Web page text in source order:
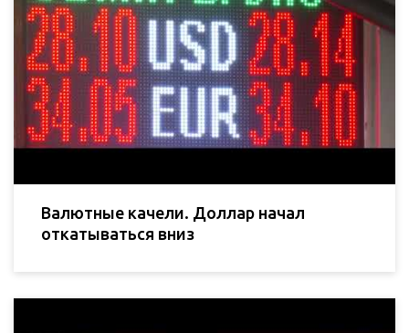
Валютные качели. Доллар начал
откатываться вниз